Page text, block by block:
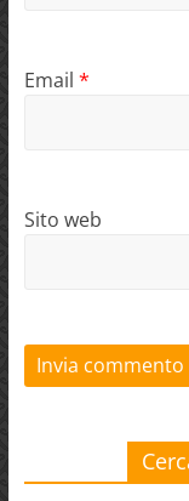
Email *
Sito web